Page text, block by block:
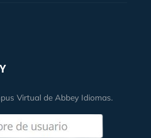
Virtual de Abbey Idiomas.